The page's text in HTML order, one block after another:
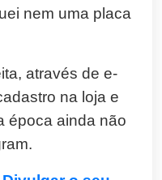
nem uma placa
através de e-
na loja e
época ainda não